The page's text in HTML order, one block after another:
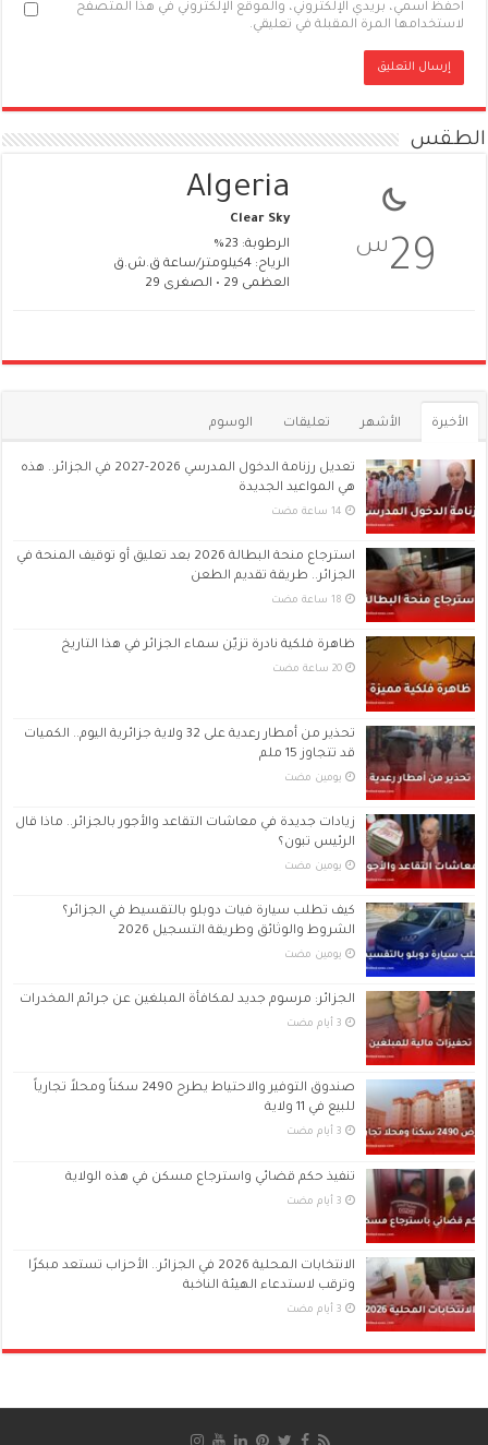
احفظ اسمي، بريدي الإلكتروني، والموقع الإلكتروني في هذا المتصفح
لاستخدامها المرة المقبلة في تعليقي.
الطقس
29س
Algeria
Clear Sky
الرطوبة: 23%
الرياح: 4كيلومتر/ساعة ق.ش.ق‎
العظمى 29 • الصغرى 29
الأخيرة الأشهر تعليقات الوسوم
تعديل رزنامة الدخول المدرسي 2026-2027 في الجزائر.. هذه
هي المواعيد الجديدة
استرجاع منحة البطالة 2026 بعد تعليق أو توقيف المنحة في
الجزائر.. طريقة تقديم الطعن
ظاهرة فلكية نادرة تزيّن سماء الجزائر في هذا التاريخ
‏20 ساعة مضت
تحذير من أمطار رعدية على 32 ولاية جزائرية اليوم.. الكميات
قد تتجاوز 15 ملم
‏يومين مضت
زيادات جديدة في معاشات التقاعد والأجور بالجزائر.. ماذا قال
الرئيس تبون؟
‏يومين مضت
كيف تطلب سيارة فيات دوبلو بالتقسيط في الجزائر؟
الشروط والوثائق وطريقة التسجيل 2026
‏يومين مضت
الجزائر: مرسوم جديد لمكافأة المبلغين عن جرائم المخدرات
صندوق التوفير والاحتياط يطرح 2490 سكناً ومحلاً تجارياً
للبيع في 11 ولاية
تنفيذ حكم قضائي واسترجاع مسكن في هذه الولاية
الانتخابات المحلية 2026 في الجزائر.. الأحزاب تستعد مبكرًا
وترقب لاستدعاء الهيئة الناخبة